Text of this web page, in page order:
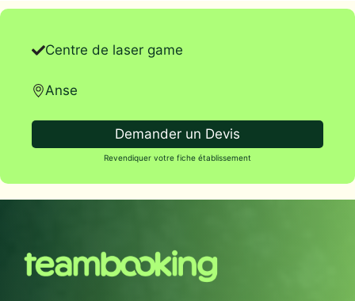
Centre de laser game
Anse
Demander un Devis
Revendiquer votre fiche établissement